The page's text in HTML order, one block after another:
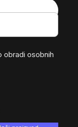
obradi osobnih